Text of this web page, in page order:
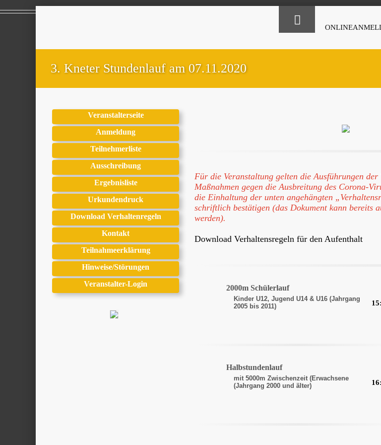
3. Kneter Stundenlauf am 07.11.2020
Veranstalterseite
Anmeldung
Teilnehmerliste
Ausschreibung
Ergebnisliste
Urkundendruck
Download Verhaltenregeln
Kontakt
Teilnahmeerklärung
Hinweise/Störungen
Veranstalter-Login
Für die Veranstaltung gelten die Ausführungen
Maßnahmen gegen die Ausbreitung des Corona-
die Einhaltung der unten angehängten
schriftlich bestätigen (das Dokument kann bereits
werden).
Download Verhaltensregeln für den Aufenthalt
2000m Schülerlauf
Kinder U12, Jugend U14 & U16 (Jahrgang
2005 bis 2011)
Halbstundenlauf
mit 5000m Zwischenzeit (Erwachsene
(Jahrgang 2000 und älter)